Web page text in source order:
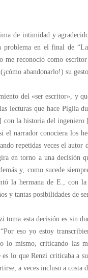
de intimidad y
problema en el final de
reconoció como
abandonarlo!) su
del «ser escritor», y
lecturas que hace Piglia
la historia del
el narrador conociera los
repetidas veces el
en torno a una decisión
y, como sucede
la hermana de E., con
y tantas posibilidades de
toma esta decisión es sin
eso yo estoy
lo mismo, criticando las
lo que Renzi criticaba a
a veces incluso a costa